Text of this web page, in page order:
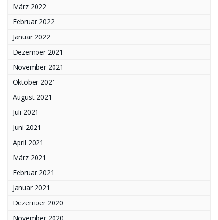
März 2022
Februar 2022
Januar 2022
Dezember 2021
November 2021
Oktober 2021
August 2021
Juli 2021
Juni 2021
April 2021
März 2021
Februar 2021
Januar 2021
Dezember 2020
November 2020